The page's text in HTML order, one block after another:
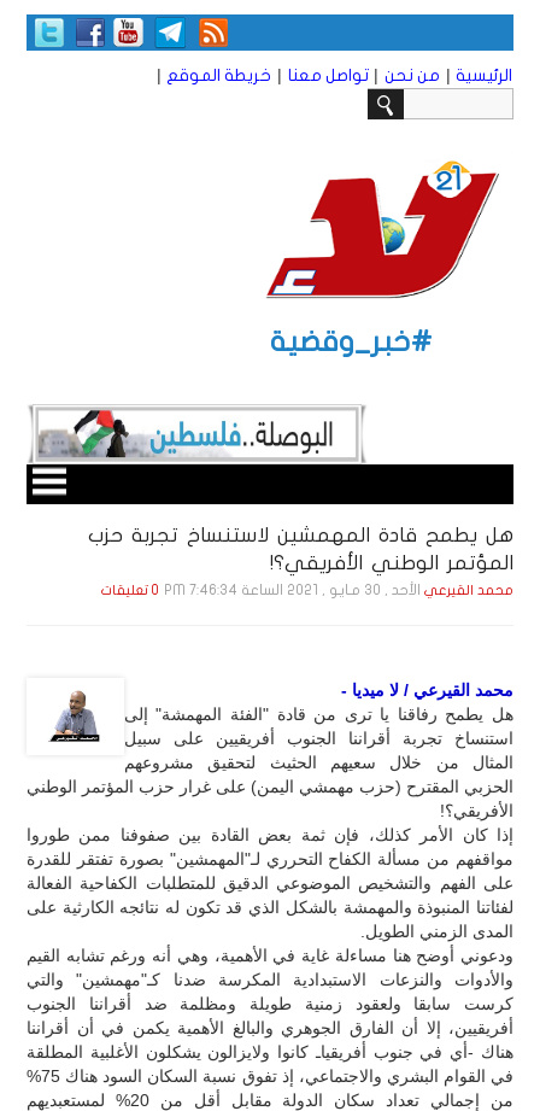
الرئيسية | من نحن | تواصل معنا | خريطة الموقع |
#خبر_وقضية
هل يطمح قادة المهمشين لاستنساخ تجربة حزب
المؤتمر الوطني الأفريقي؟!
محمد القيرعي الأحد , 30 مـايـو , 2021 الساعة 7:46:34 PM 0 تعليقات
محمد القيرعي / لا ميديا -
هل يطمح رفاقنا يا ترى من قادة "الفئة المهمشة" إلى
استنساخ تجربة أقراننا الجنوب أفريقيين على سبيل
المثال من خلال سعيهم الحثيث لتحقيق مشروعهم
الحزبي المقترح (حزب مهمشي اليمن) على غرار حزب المؤتمر الوطني
الأفريقي؟!
إذا كان الأمر كذلك، فإن ثمة بعض القادة بين صفوفنا ممن طوروا
مواقفهم من مسألة الكفاح التحرري لـ"المهمشين" بصورة تفتقر للقدرة
على الفهم والتشخيص الموضوعي الدقيق للمتطلبات الكفاحية الفعالة
لفئاتنا المنبوذة والمهمشة بالشكل الذي قد تكون له نتائجه الكارثية على
المدى الزمني الطويل.
ودعوني أوضح هنا مساءلة غاية في الأهمية، وهي أنه ورغم تشابه القيم
والأدوات والنزعات الاستبدادية المكرسة ضدنا كـ"مهمشين" والتي
كرست سابقا ولعقود زمنية طويلة ومظلمة ضد أقراننا الجنوب
أفريقيين، إلا أن الفارق الجوهري والبالغ الأهمية يكمن في أن أقراننا
هناك -أي في جنوب أفريقياـ كانوا ولايزالون يشكلون الأغلبية المطلقة
في القوام البشري والاجتماعي، إذ تفوق نسبة السكان السود هناك 75%
من إجمالي تعداد سكان الدولة مقابل أقل من 20% لمستعبديهم